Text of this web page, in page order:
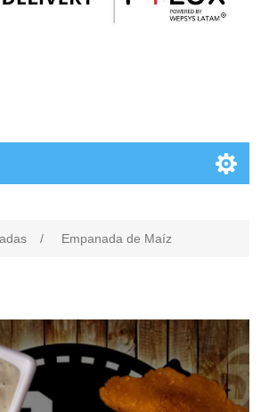
/ Empanada de Maíz